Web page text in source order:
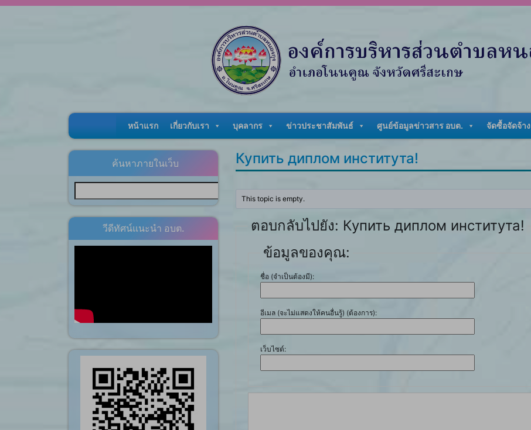
หน้าแรก เกี่ยวกับเรา บุคลากร ข่าวประชาสัมพันธ์ ศูนย์ข้อมูลข่าวสาร อบต. จัดซื้อจัดจ้าง
ค้นหาภายในเว็บ
วีดีทัศน์แนะนำ อบต.
Купить диплом института!
This topic is empty.
ตอบกลับไปยัง: Купить диплом института!
ข้อมูลของคุณ:
ชื่อ (จำเป็นต้องมี):
อีเมล (จะไม่แสดงให้คนอื่นรู้) (ต้องการ):
เว็บไซต์: